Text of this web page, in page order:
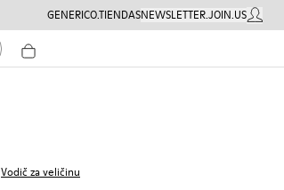
GENERICO.TIENDASNEWSLETTER.JOIN.USMOJ
Vodič za veličinu